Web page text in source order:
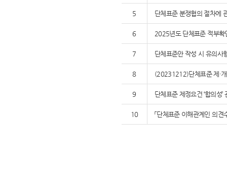
5 단체표준 분쟁협의 절차에
6 2025년도 단체표준 적부확
7 단체표준안 작성 시 유의사
8 (20231212)단체표준 제·
9 단체표준 제정요건 ‘합의성
10 「단체표준 이해관계인 의